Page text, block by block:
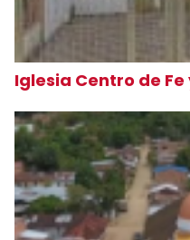
Iglesia Centro de Fe